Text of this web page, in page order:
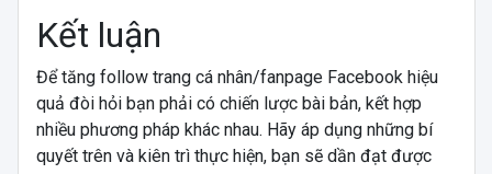
Kết luận
Để tăng follow trang cá nhân/fanpage Facebook hiệu
quả đòi hỏi bạn phải có chiến lược bài bản, kết hợp
nhiều phương pháp khác nhau. Hãy áp dụng những bí
quyết trên và kiên trì thực hiện, bạn sẽ dần đạt được